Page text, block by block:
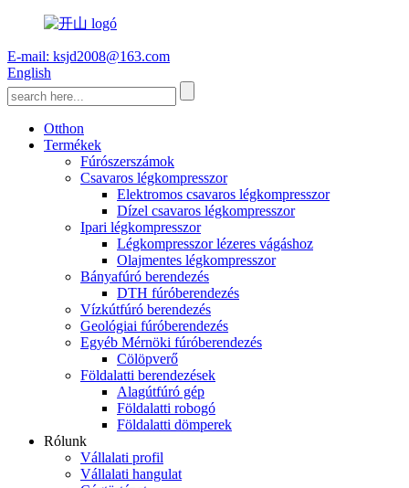
E-mail: ksjd2008@163.com
English
Otthon
Termékek
Fúrószerszámok
Csavaros légkompresszor
Elektromos csavaros légkompresszor
Dízel csavaros légkompresszor
Ipari légkompresszor
Légkompresszor lézeres vágáshoz
Olajmentes légkompresszor
Bányafúró berendezés
DTH fúróberendezés
Vízkútfúró berendezés
Geológiai fúróberendezés
Egyéb Mérnöki fúróberendezés
Cölöpverő
Földalatti berendezések
Alagútfúró gép
Földalatti robogó
Földalatti dömperek
Rólunk
Vállalati profil
Vállalati hangulat